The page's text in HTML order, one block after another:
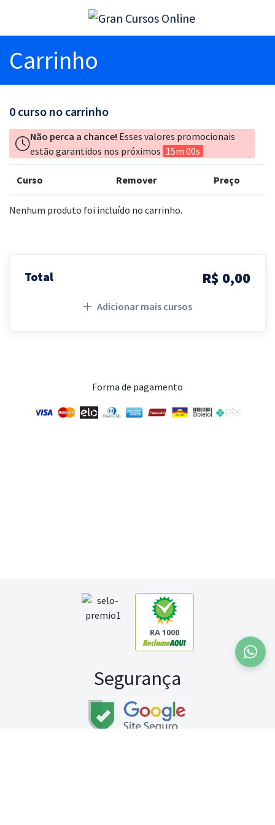
Carrinho
0 curso no carrinho
Não perca a chance! Esses valores promocionais
estão garantidos nos próximos 15m 00s
Curso Remover Preço
Nenhum produto foi incluído no carrinho.
Total R$ 0,00
Adicionar mais cursos
Forma de pagamento
RA 1000
Segurança